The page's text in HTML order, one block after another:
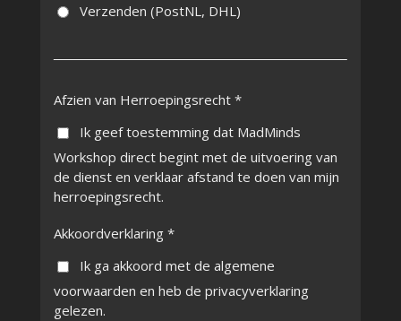
Verzenden (PostNL, DHL)
Afzien van Herroepingsrecht *
Ik geef toestemming dat MadMinds
Workshop direct begint met de uitvoering van
de dienst en verklaar afstand te doen van mijn
herroepingsrecht.
Akkoordverklaring *
Ik ga akkoord met de algemene
voorwaarden en heb de privacyverklaring
gelezen.